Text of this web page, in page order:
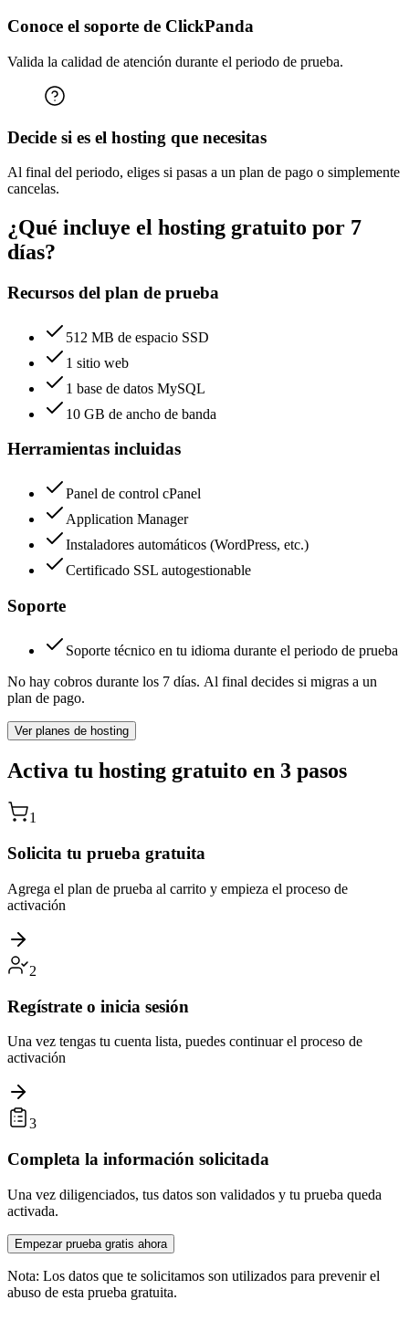
Conoce el soporte de ClickPanda
Valida la calidad de atención durante el periodo de prueba.
Decide si es el hosting que necesitas
Al final del periodo, eliges si pasas a un plan de pago o simplemente
cancelas.
¿Qué incluye el hosting gratuito por 7
días?
Recursos del plan de prueba
512 MB de espacio SSD
1 sitio web
1 base de datos MySQL
10 GB de ancho de banda
Herramientas incluidas
Panel de control cPanel
Application Manager
Instaladores automáticos (WordPress, etc.)
Certificado SSL autogestionable
Soporte
Soporte técnico en tu idioma durante el periodo de prueba
No hay cobros durante los 7 días. Al final decides si migras a un
plan de pago.
Ver planes de hosting
Activa tu hosting gratuito en 3 pasos
1
Solicita tu prueba gratuita
Agrega el plan de prueba al carrito y empieza el proceso de
activación
2
Regístrate o inicia sesión
Una vez tengas tu cuenta lista, puedes continuar el proceso de
activación
3
Completa la información solicitada
Una vez diligenciados, tus datos son validados y tu prueba queda
activada.
Empezar prueba gratis ahora
Nota: Los datos que te solicitamos son utilizados para prevenir el
abuso de esta prueba gratuita.